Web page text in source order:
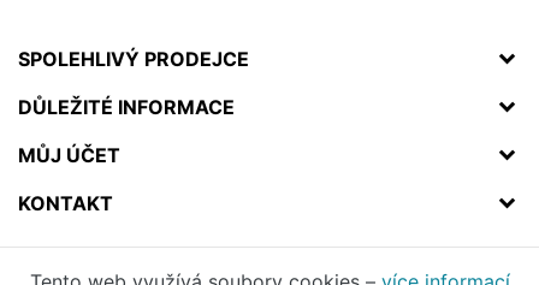
SPOLEHLIVÝ PRODEJCE
DŮLEŽITÉ INFORMACE
MŮJ ÚČET
KONTAKT